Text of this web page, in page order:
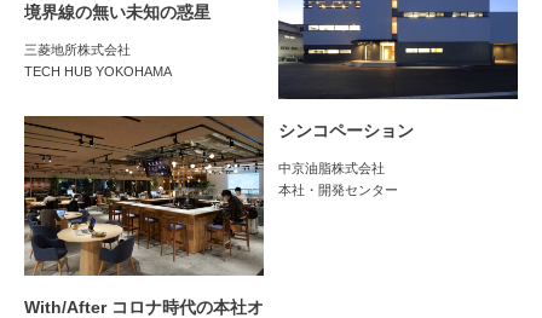
境界線の無い未知の惑星
三菱地所株式会社
TECH HUB YOKOHAMA
With/After コロナ時代の本社オ
シンコペーション
中京油脂株式会社
本社・開発センター